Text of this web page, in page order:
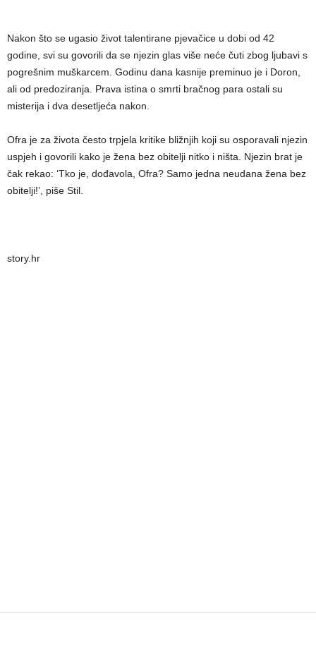
Nakon što se ugasio život talentirane pjevačice u dobi od 42
godine, svi su govorili da se njezin glas više neće čuti zbog ljubavi s
pogrešnim muškarcem. Godinu dana kasnije preminuo je i Doron,
ali od predoziranja. Prava istina o smrti bračnog para ostali su
misterija i dva desetljeća nakon.
Ofra je za života često trpjela kritike bližnjih koji su osporavali njezin
uspjeh i govorili kako je žena bez obitelji nitko i ništa. Njezin brat je
čak rekao: ‘Tko je, dođavola, Ofra? Samo jedna neudana žena bez
obitelji!’, piše Stil.
story.hr